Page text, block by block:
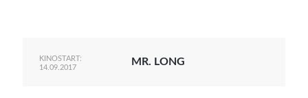
KINOSTART:
14.09.2017
MR. LONG